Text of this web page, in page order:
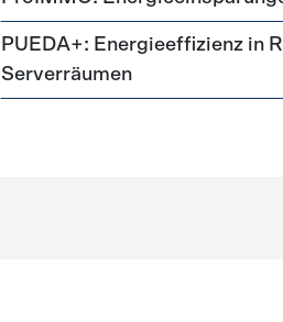
PUEDA+: Energieeffizienz in
Serverräumen